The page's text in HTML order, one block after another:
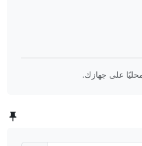
محليًا على جهازك.